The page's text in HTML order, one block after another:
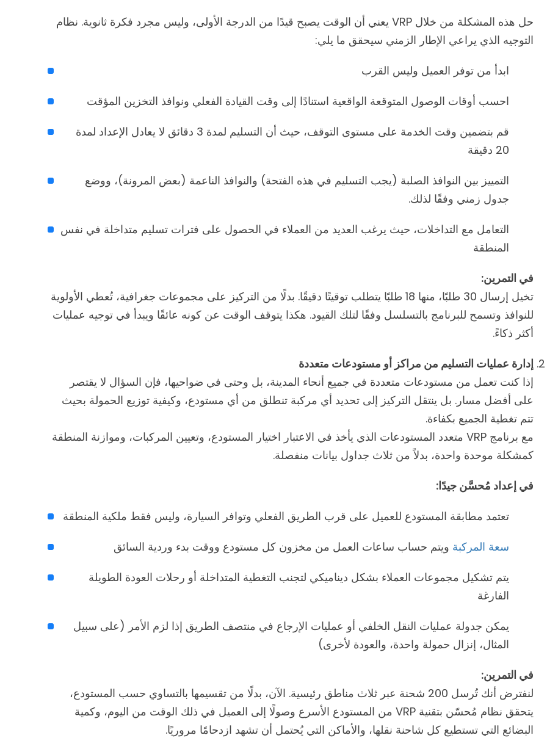
حل هذه المشكلة من خلال VRP يعني أن الوقت يصبح قيدًا من الدرجة الأولى، وليس مجرد فكرة ثانوية. نظام
التوجيه الذي يراعي الإطار الزمني سيحقق ما يلي:
ابدأ من توفر العميل وليس القرب
احسب أوقات الوصول المتوقعة الواقعية استنادًا إلى وقت القيادة الفعلي ونوافذ التخزين المؤقت
قم بتضمين وقت الخدمة على مستوى التوقف، حيث أن التسليم لمدة 3 دقائق لا يعادل الإعداد لمدة
20 دقيقة
التمييز بين النوافذ الصلبة (يجب التسليم في هذه الفتحة) والنوافذ الناعمة (بعض المرونة)، ووضع
جدول زمني وفقًا لذلك.
التعامل مع التداخلات، حيث يرغب العديد من العملاء في الحصول على فترات تسليم متداخلة في نفس
المنطقة
في التمرين:
تخيل إرسال 30 طلبًا، منها 18 طلبًا يتطلب توقيتًا دقيقًا. بدلًا من التركيز على مجموعات جغرافية، تُعطي الأولوية
للنوافذ وتسمح للبرنامج بالتسلسل وفقًا لتلك القيود. هكذا يتوقف الوقت عن كونه عائقًا ويبدأ في توجيه عمليات
أكثر ذكاءً.
إدارة عمليات التسليم من مراكز أو مستودعات متعددة
إذا كنت تعمل من مستودعات متعددة في جميع أنحاء المدينة، بل وحتى في ضواحيها، فإن السؤال لا يقتصر
على أفضل مسار. بل ينتقل التركيز إلى تحديد أي مركبة تنطلق من أي مستودع، وكيفية توزيع الحمولة بحيث
تتم تغطية الجميع بكفاءة.
مع برنامج VRP متعدد المستودعات الذي يأخذ في الاعتبار اختيار المستودع، وتعيين المركبات، وموازنة المنطقة
كمشكلة موحدة واحدة، بدلاً من ثلاث جداول بيانات منفصلة.
في إعداد مُحسَّن جيدًا:
تعتمد مطابقة المستودع للعميل على قرب الطريق الفعلي وتوافر السيارة، وليس فقط ملكية المنطقة
سعة المركبة ويتم حساب ساعات العمل من مخزون كل مستودع ووقت بدء وردية السائق
يتم تشكيل مجموعات العملاء بشكل ديناميكي لتجنب التغطية المتداخلة أو رحلات العودة الطويلة
الفارغة
يمكن جدولة عمليات النقل الخلفي أو عمليات الإرجاع في منتصف الطريق إذا لزم الأمر (على سبيل
المثال، إنزال حمولة واحدة، والعودة لأخرى)
في التمرين:
لنفترض أنك تُرسل 200 شحنة عبر ثلاث مناطق رئيسية. الآن، بدلًا من تقسيمها بالتساوي حسب المستودع،
يتحقق نظام مُحسّن بتقنية VRP من المستودع الأسرع وصولًا إلى العميل في ذلك الوقت من اليوم، وكمية
البضائع التي تستطيع كل شاحنة نقلها، والأماكن التي يُحتمل أن تشهد ازدحامًا مروريًا.